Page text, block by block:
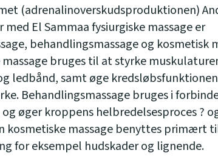
(adrenalinoverskudsproduktionen)
El Sammaa fysiurgiske massage er
behandlingsmassage og kosmetisk
bruges til at styrke
ledbånd, samt øge
Behandlingsmassage bruges i
øger kroppens helbredelsesproces ?
kosmetiske massage benyttes primært
for eksempel hudskader og lignende.